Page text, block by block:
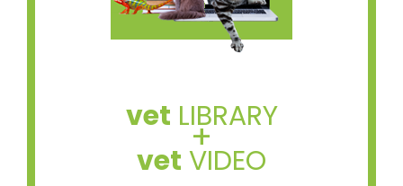
vet LIBRARY
+
vet VIDEO